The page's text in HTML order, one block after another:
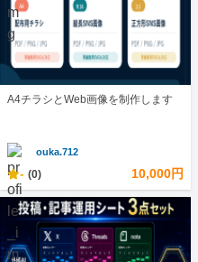
A4チラシとWeb画像を制作します
ouka.712
- (0) 10,000円